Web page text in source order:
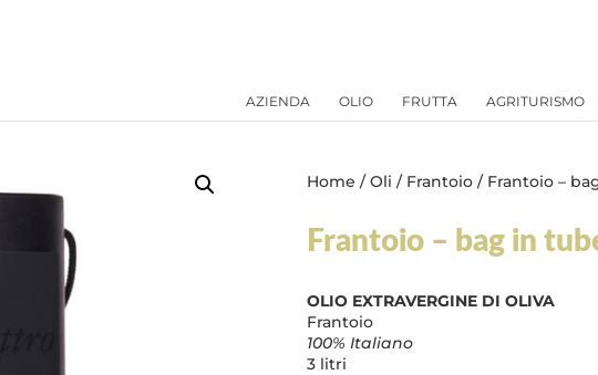
AZIENDA OLIO FRUTTA AGRITURISMO
Home /Oli / Frantoio/ Frantoio –
Frantoio – bag in
OLIO EXTRAVERGINE DI OLIVA
Frantoio
100% Italiano
3 litri